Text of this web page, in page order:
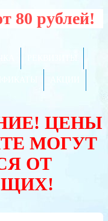
80 рублей!
ЦЕНЫ
МОГУТ
ОТ